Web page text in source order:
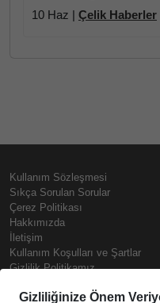
10 Haz | Çelik Haberler
Kullanım Sözleşmesi
Sıkça Sorulan Sorular
Çerez Politikası
Hakkımızda
İletişim
Kullanım Koşulları ve Şartlar
Gizlilik Politikamız
Prime